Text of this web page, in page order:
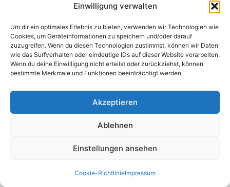
Einwilligung verwalten
Um dir ein optimales Erlebnis zu bieten, verwenden wir Technologien wie
Cookies, um Geräteinformationen zu speichern und/oder darauf
zuzugreifen. Wenn du diesen Technologien zustimmst, können wir Daten
wie das Surfverhalten oder eindeutige IDs auf dieser Website verarbeiten.
Wenn du deine Einwilligung nicht erteilst oder zurückziehst, können
bestimmte Merkmale und Funktionen beeinträchtigt werden.
Akzeptieren
Ablehnen
Einstellungen ansehen
Cookie-RichtlinieImpressum
Tonbeiträge der Teilnehmer sowie
werden. Für die Verarbeitung von
personenbezogenen Daten, die für die
Erfüllung eines Vertrages mit dir erforderlich
sind (dies gilt auch für
Verarbeitungsvorgänge, die zur
Durchführung vorvertraglicher Maßnahmen
erforderlich sind), dient Art. 6 Abs. 1 lit. b
eine Einwilligung zur Verarbeitung deiner
auf Grundlage von Art. 6 Abs. 1 lit. a DSGVO.